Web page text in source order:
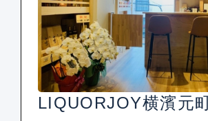
LIQUORJOY横濱元